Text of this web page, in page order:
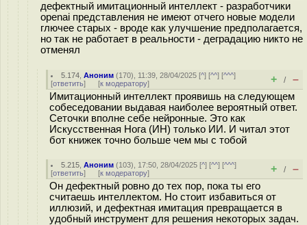
дефектный имитационный интеллект - разработчики
openai представления не имеют отчего новые модели
глючее старых - вроде как улучшение предполагается,
но так не работает в реальности - деградацию никто не
отменял
5.174 ,Аноним (170), 11:39, 28/04/2025 [^] [^^] [^^^]
[ответить] [к модератору] + / –
Имитационный интеллект проявишь на следующем
собеседовании выдавая наиболее вероятный ответ.
Сеточки вполне себе нейронные. Это как
Искусственная Нога (ИН) только ИИ. И читал этот
бот книжек точно больше чем мы с тобой
5.215 ,Аноним (103), 17:50, 28/04/2025 [^] [^^] [^^^]
[ответить] [к модератору] + / –
Он дефектный ровно до тех пор, пока ты его
считаешь интеллектом. Но стоит избавиться от
иллюзий, и дефектная имитация превращается в
удобный инструмент для решения некоторых задач.